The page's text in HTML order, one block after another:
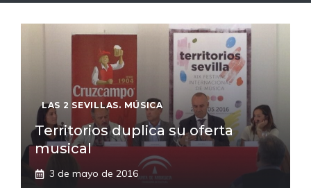
LAS 2 SEVILLAS. MÚSICA
Territorios duplica su oferta
musical
3 de mayo de 2016